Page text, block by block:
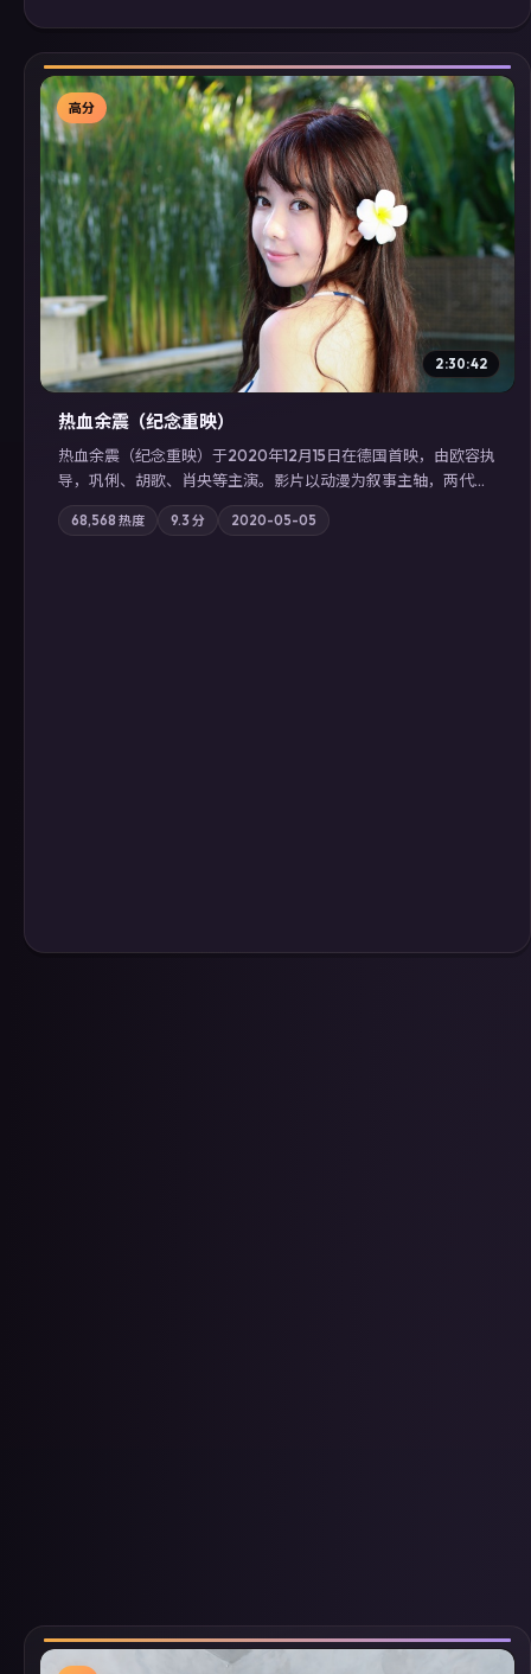
▶
高分
2:30:42
热血余震（纪念重映）
热血余震（纪念重映）于2020年12月15日在德国首映，由欧容执
导，巩俐、胡歌、肖央等主演。影片以动漫为叙事主轴，两代人
的执念在暴风雨夜正面相撞；摄影与配乐强化地域气质；站内亦
可通过「国产免费观看高清电视剧在线看」延展检索同类型高分
68,568 热度 9.3 分 2020-05-05